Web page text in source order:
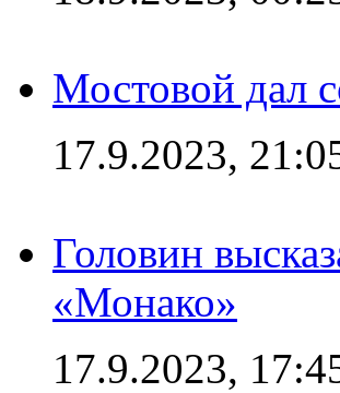
Мостовой дал
17.9.2023,
Головин
«Монако»
17.9.2023,